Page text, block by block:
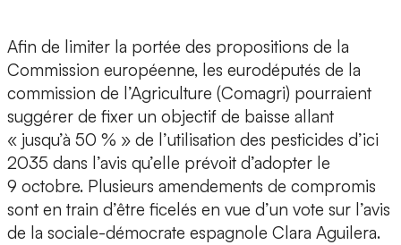
Afin de limiter la portée des propositions de la
Commission européenne, les eurodéputés de la
commission de l’Agriculture (Comagri) pourraient
suggérer de fixer un objectif de baisse allant
« jusqu’à 50 % » de l’utilisation des pesticides d’ici
2035 dans l’avis qu’elle prévoit d’adopter le
9 octobre. Plusieurs amendements de compromis
sont en train d’être ficelés en vue d’un vote sur l’avis
de la sociale-démocrate espagnole Clara Aguilera.